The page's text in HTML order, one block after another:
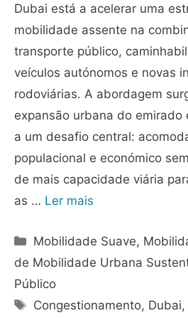
Dubai está a acelerar uma
mobilidade assente na
transporte público,
veículos autónomos e novas
rodoviárias. A abordagem
expansão urbana do emirado
a um desafio central:
populacional e económico
de mais capacidade viária
as … Ler mais
Mobilidade Suave,
de Mobilidade Urbana
Público
Congestionamento, Dubai,